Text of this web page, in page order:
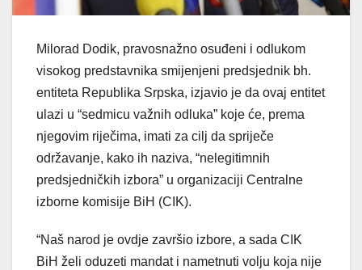
Milorad Dodik, pravosnažno osuđeni i odlukom
visokog predstavnika smijenjeni predsjednik bh.
entiteta Republika Srpska, izjavio je da ovaj entitet
ulazi u “sedmicu važnih odluka” koje će, prema
njegovim riječima, imati za cilj da spriječe
održavanje, kako ih naziva, “nelegitimnih
predsjedničkih izbora” u organizaciji Centralne
izborne komisije BiH (CIK).
“Naš narod je ovdje završio izbore, a sada CIK
BiH želi oduzeti mandat i nametnuti volju koja nije